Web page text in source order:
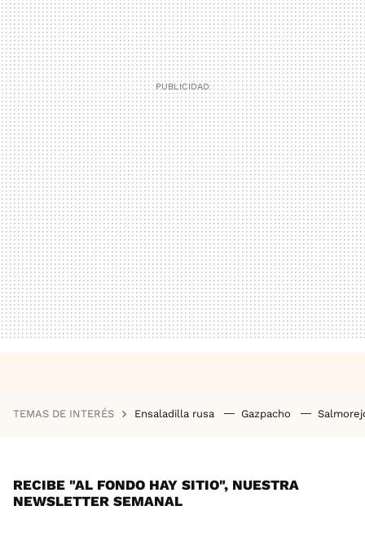
TEMAS DE INTERÉS Ensaladilla rusa Gazpacho
RECIBE "AL FONDO HAY SITIO", NUESTRA
NEWSLETTER SEMANAL